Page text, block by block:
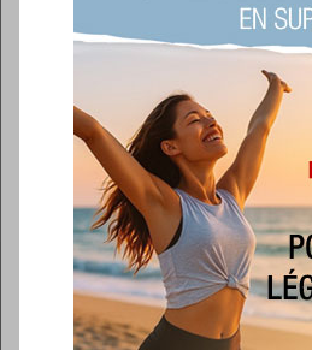
J ai craqué, j ai
mauvaises
publié le 07/06/2008 à 19:43
coucou les filles. Je vous écris
heure et j ai super peur que ce soit
debut de mon regime (7
ou tres peu. Mais là, j ai grave
aurais pu n en manger qu une,